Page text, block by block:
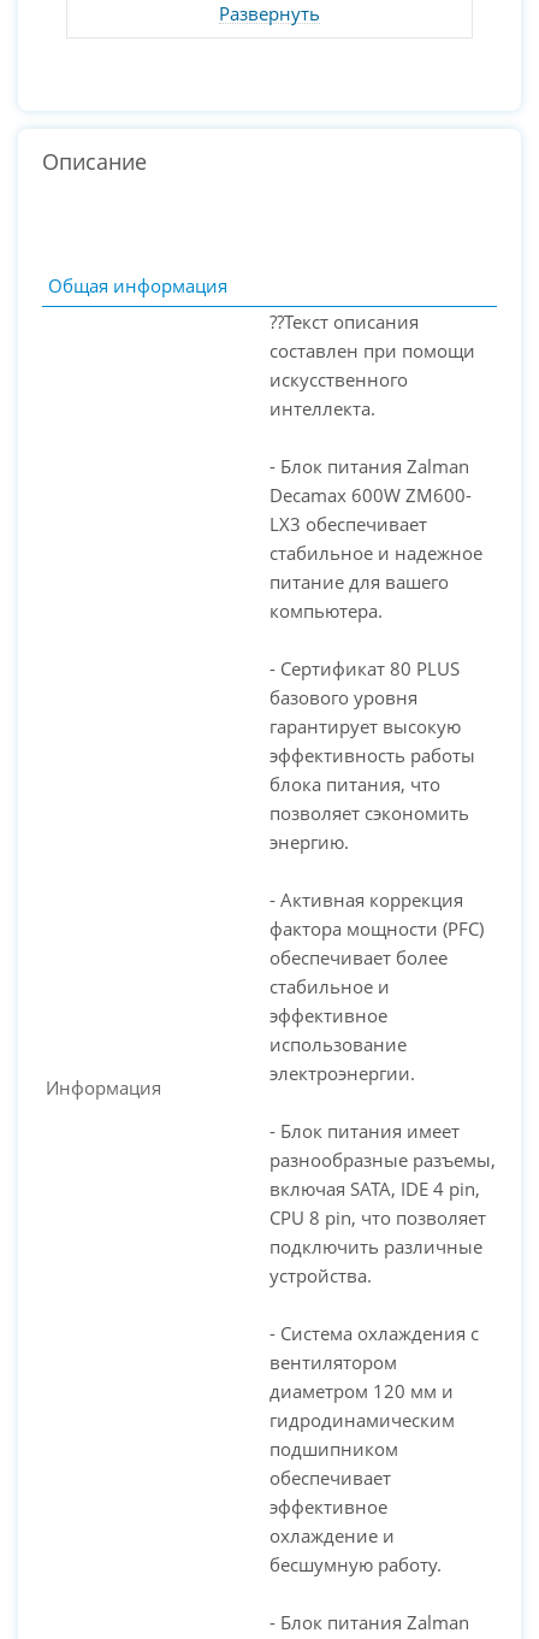
PC-Arena на карте Москвы — Яндекс Карты
Развернуть
Описание
Общая информация
Информация
??Текст описания
составлен при помощи
искусственного
интеллекта.
- Блок питания Zalman
Decamax 600W ZM600-
LX3 обеспечивает
стабильное и надежное
питание для вашего
компьютера.
- Сертификат 80 PLUS
базового уровня
гарантирует высокую
эффективность работы
блока питания, что
позволяет сэкономить
энергию.
- Активная коррекция
фактора мощности (PFC)
обеспечивает более
стабильное и
эффективное
использование
электроэнергии.
- Блок питания имеет
разнообразные разъемы,
включая SATA, IDE 4 pin,
CPU 8 pin, что позволяет
подключить различные
устройства.
- Система охлаждения с
вентилятором
диаметром 120 мм и
гидродинамическим
подшипником
обеспечивает
эффективное
охлаждение и
бесшумную работу.
- Блок питания Zalman